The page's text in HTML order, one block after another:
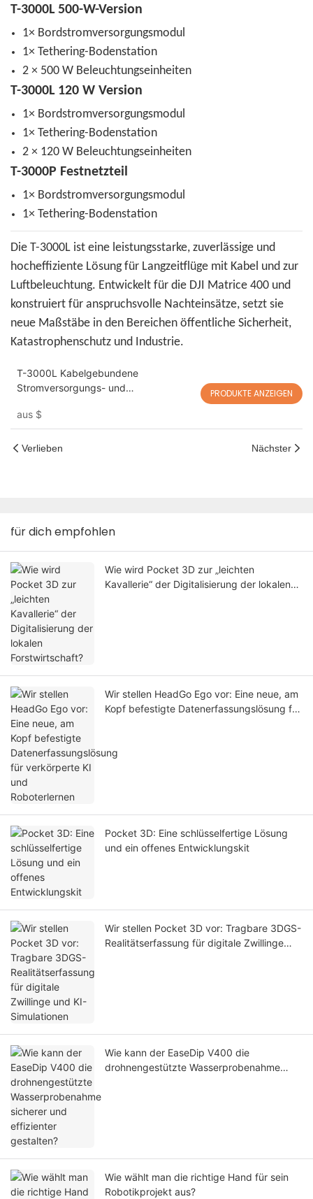
T-3000L 500-W-Version
1× Bordstromversorgungsmodul
1× Tethering-Bodenstation
2 × 500 W Beleuchtungseinheiten
T-3000L 120 W Version
1× Bordstromversorgungsmodul
1× Tethering-Bodenstation
2 × 120 W Beleuchtungseinheiten
T-3000P Festnetzteil
1× Bordstromversorgungsmodul
1× Tethering-Bodenstation
Die T-3000L ist eine leistungsstarke, zuverlässige und
hocheffiziente Lösung für Langzeitflüge mit Kabel und zur
Luftbeleuchtung. Entwickelt für die DJI Matrice 400 und
konstruiert für anspruchsvolle Nachteinsätze, setzt sie
neue Maßstäbe in den Bereichen öffentliche Sicherheit,
Katastrophenschutz und Industrie.
T-3000L Kabelgebundene
Stromversorgungs- und
400: Extrem lange Akkulaufzeit +
Hochleistungsbeleuchtung für
Nachteinsätze
aus $
PRODUKTE ANZEIGEN
Verlieben Nächster
für dich empfohlen
Wie wird Pocket 3D zur „leichten
Kavallerie“ der Digitalisierung der lokalen
Wir stellen HeadGo Ego vor: Eine neue, am
Kopf befestigte Datenerfassungslösung für
Pocket 3D: Eine schlüsselfertige Lösung
und ein offenes Entwicklungskit
Wir stellen Pocket 3D vor: Tragbare 3DGS-
Realitätserfassung für digitale Zwillinge
Wie kann der EaseDip V400 die
drohnengestützte Wasserprobenahme
Wie wählt man die richtige Hand für sein
Robotikprojekt aus?